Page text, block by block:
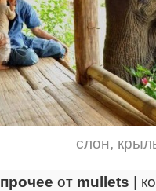
слон,
прочее от mullets